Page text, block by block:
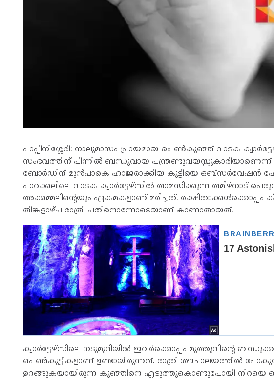
പാപ്പിനിശ്ശേരി: നാലുമാസം പ്രായമായ പെൺകുഞ്ഞ്‌ വാടക
സംഭവത്തിന് പിന്നിൽ ബന്ധുവായ
ബോർഡിന്‌ മുൻപാകെ ഹാജരാക്കിയ കുട്ടിയെ ഒബ്സർവേഷൻ
പാറക്കലിലെ വാടക ക്വാർട്ടേഴ്സിൽ താമസിക്കുന്ന തമിഴ്നാട്
അക്കമ്മലിന്റെയും ഏകമകളാണ്‌ മരിച്ചത്‌.
തിങ്കളാഴ്ച രാത്രി പതിനൊന്നോടെയാണ്‌ കാണാതായത്‌.
ക്വാർട്ടേഴ്സിലെ നടുമുറിയിൽ ഇവർക്കൊപ്പം മുത്തുവിന്റെ
പെൺകുട്ടികളാണ് ഉണ്ടായിരുന്നത്‌. രാത്രി ശൗചാലയത്തിൽ
ഉറങ്ങുകയായിരുന്ന കുഞ്ഞിനെ എടുത്തുകൊണ്ടുപോയി നിറയെ